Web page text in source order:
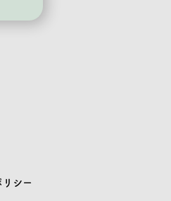
リシー